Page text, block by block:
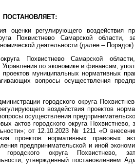
ПОСТАНОВЛЯЕТ:
оценки регулирующего воздействия
Похвистнево Самарской области,
деятельности (далее – Порядок).
Похвистнево Самарской
Управления по экономике и финансам,
муниципальных нормативных
вопросы осуществления
городского округа
воздействия проектов
осуществления
актов городского округа Похвистнево,
от 12.10.2023 № 1211 «О
проектов нормативных правовых
предпринимательской и иной
округа Похвистнево,
утвержденный постановлением